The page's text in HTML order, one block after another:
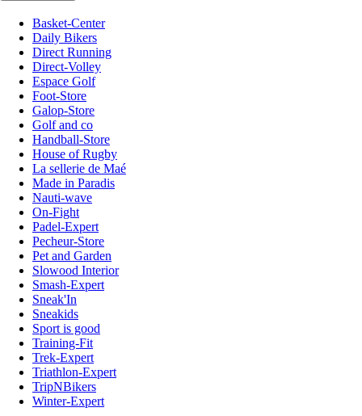
Basket-Center
Daily Bikers
Direct Running
Direct-Volley
Espace Golf
Foot-Store
Galop-Store
Golf and co
Handball-Store
House of Rugby
La sellerie de Maé
Made in Paradis
Nauti-wave
On-Fight
Padel-Expert
Pecheur-Store
Pet and Garden
Slowood Interior
Smash-Expert
Sneak'In
Sneakids
Sport is good
Training-Fit
Trek-Expert
Triathlon-Expert
TripNBikers
Winter-Expert